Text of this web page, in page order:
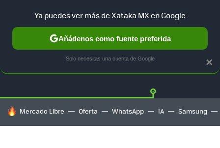
GUÍA DE COMPRAS MERCADO LIBRE
HOY SE HABLA DE
Mercado Libre Oferta WhatsApp IA Samsung
×
Ya puedes ver más de Xataka MX en Google
Añádenos como fuente preferida
Solo necesitas una cuenta de Google